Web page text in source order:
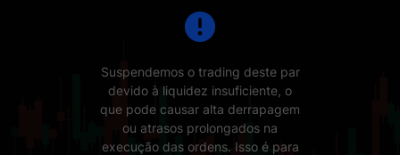
Suspendemos o trading deste par
devido à liquidez insuficiente, o
que pode causar alta derrapagem
ou atrasos prolongados na
execução das ordens. Isso é para